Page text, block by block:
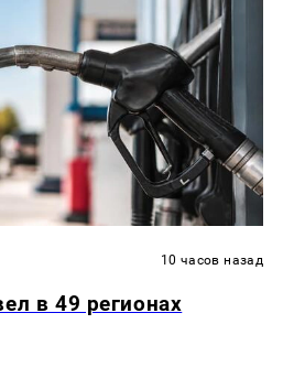
10 часов назад
в 49 регионах